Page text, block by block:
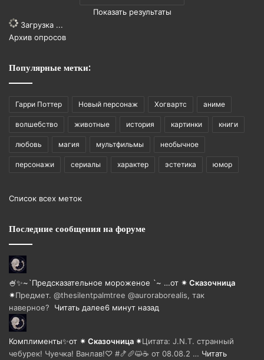
Показать результаты
Загрузка ...
Архив опросов
Популярные метки:
Гарри Поттер Новый персонаж Хогвартс аниме
волшебство животные история картинки книги
любовь магия мультфильмы необычное
персонажи сериалы характер эстетика юмор
Список всех меток
Последние сообщения на форуме
🍧✨~`Предсказательное мороженое `~ …от ✴ Сказочница
✴Предмет. @thesilentpalmtree @auroraborealis, так
наверное? Читать далее6 минут назад
Комплименты✨️от ✴ Сказочница ✴Цитата: J.N.T. странный
чебурек! Чуечка! Ванлав!♡ #🍤🥖😺☕ от 08.08.2 … Читать